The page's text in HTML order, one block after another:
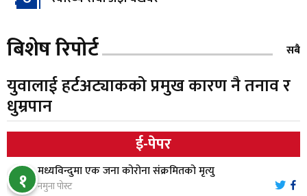
५ हाम्रो चेतना, नेतृत्व, सभ्यता र भविष्य
६
गैँडाको आतंकः बगुवनमा किसानको धानबाली नष्ट,
७
स्थापनाको एक दशकपछि विनयी त्रिवेणीको आफ्नै
प्रशासकीय भवनको शिलान्यास
बिशेष रिपोर्ट सबै
युवालाई हर्टअट्याकको प्रमुख कारण नै तनाव र
धुम्रपान
ई-पेपर
१ मध्यविन्दुमा एक जना कोरोना संक्रमितको मृत्यु
नमुना पोस्ट